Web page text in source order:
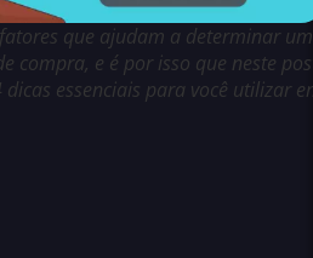
que ajudam a determinar
compra, e é por isso que neste
essenciais para você utilizar